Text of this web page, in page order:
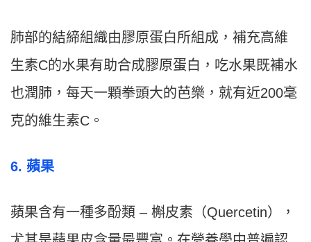
肺部的結締組織由膠原蛋白所組成，補充高維
生素C的水果有助合成膠原蛋白，吃水果既補水
也潤肺，每天一顆拳頭大的芭樂，就有近200毫
克的維生素C。
6. 蘋果
蘋果含有一種多酚類 – 槲皮素（Quercetin），